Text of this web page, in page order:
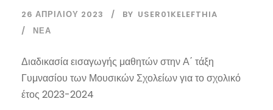
26 ΑΠΡΙΛΊΟΥ 2023 BY USER01KELEFTHIA
ΝΈΑ
Διαδικασία εισαγωγής μαθητών στην Α΄ τάξη
Γυμνασίου των Μουσικών Σχολείων για το σχολικό
έτος 2023-2024